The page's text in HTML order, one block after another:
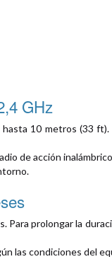
GHz
10 metros (33
de acción
Para prolongar la
las condiciones del